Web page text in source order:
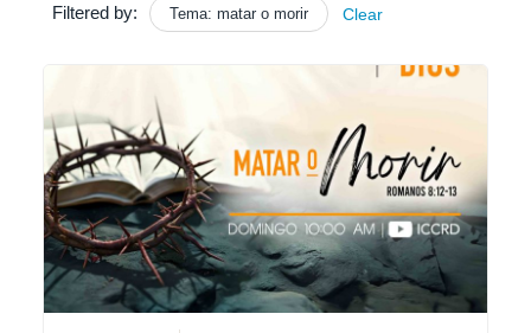
Filtered by: Tema: matar o morir Clear